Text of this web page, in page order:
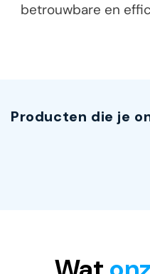
betrouwbare en
Producten die je